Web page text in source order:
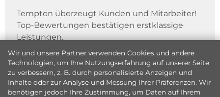
Tempton überzeugt Kunden und Mitarbeiter!
Top-Bewertungen bestätigen erstklassige
Leistungen.
Wir und unsere Partner verwenden Cookies und andere
Technologien, um Ihre Nutzungserfahrung auf unserer Seite
zu verbessern, z. B. durch personalisierte Anzeigen und
Inhalte oder zur Analyse und Messung Ihrer Präferenzen. Wir
benötigen jedoch Ihre Zustimmung, um Daten auf Ihrem